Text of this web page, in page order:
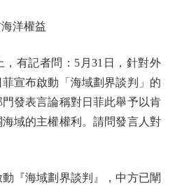
洋權益
有記者問：5月31日，針對外
宣布啟動「海域劃界談判」的
發表言論稱對日菲此舉予以肯
域的主權權利。請問發言人對
海域劃界談判』，中方已闡